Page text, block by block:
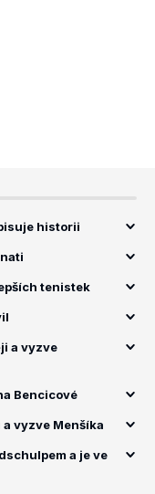
historii
tenistek
a vyzve
Bencicové
vyzve Menšíka
a je ve